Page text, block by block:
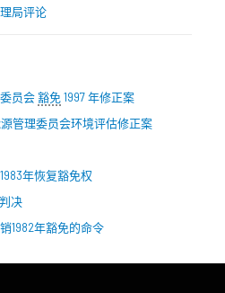
局评论
员会豁免1997 年修正案
管理委员会环境评估修正案
年恢复豁免权
决
1982年豁免的命令